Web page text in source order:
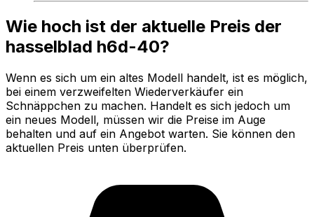
Wie hoch ist der aktuelle Preis der
hasselblad h6d-40?
Wenn es sich um ein altes Modell handelt, ist es möglich,
bei einem verzweifelten Wiederverkäufer ein
Schnäppchen zu machen. Handelt es sich jedoch um
ein neues Modell, müssen wir die Preise im Auge
behalten und auf ein Angebot warten. Sie können den
aktuellen Preis unten überprüfen.